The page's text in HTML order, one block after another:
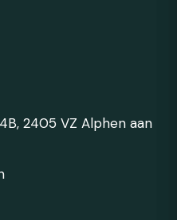
2405 VZ Alphen aan